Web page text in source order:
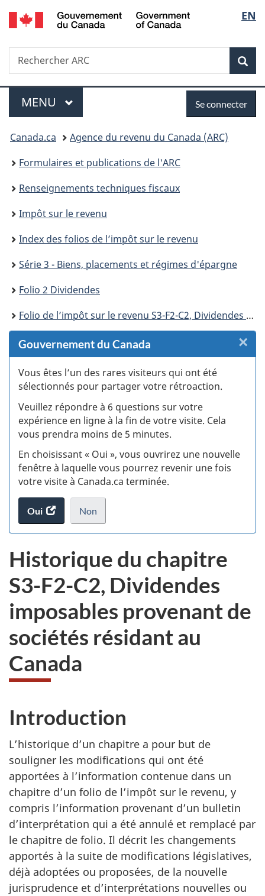
Passer
au
Passer
au
Passer
à
du
Passer
à
simplifiée
de
la
EN
Recherche
Rechercher
ARC
Menu
MENU PRINCIPAL
connecter
Se connecter
Vous
êtes
ici :
Canada.ca
Agence du revenu du Canada (ARC)
Formulaires et publications de l'ARC
Renseignements techniques fiscaux
Impôt sur le revenu
Index des folios de l’impôt sur le revenu
Série 3 - Biens, placements et régimes d'épargne
Folio 2 Dividendes
Folio de l’impôt sur le revenu S3-F2-C2, Dividendes imposables provenant de sociétés résidant au Canada
Gouvernement du Canada
Vous êtes l’un des rares visiteurs qui ont été
sélectionnés pour partager votre rétroaction.
Veuillez répondre à 6 questions sur votre
expérience en ligne à la fin de votre visite. Cela
vous prendra moins de 5 minutes.
En choisissant « Oui », vous ouvrirez une nouvelle
fenêtre à laquelle vous pourrez revenir une fois
votre visite à Canada.ca terminée.
Oui
accéder
au
Non
je
pas
participer
au
sondage
du
site
web,
.
×
Historique du chapitre
S3-F2-C2, Dividendes
imposables provenant de
sociétés résidant au
Canada
Introduction
L’historique d’un chapitre a pour but de
souligner les modifications qui ont été
apportées à l’information contenue dans un
chapitre d’un folio de l’impôt sur le revenu, y
compris l’information provenant d’un bulletin
d’interprétation qui a été annulé et remplacé par
le chapitre de folio. Il décrit les changements
apportés à la suite de modifications législatives,
déjà adoptées ou proposées, de la nouvelle
jurisprudence et d’interprétations nouvelles ou